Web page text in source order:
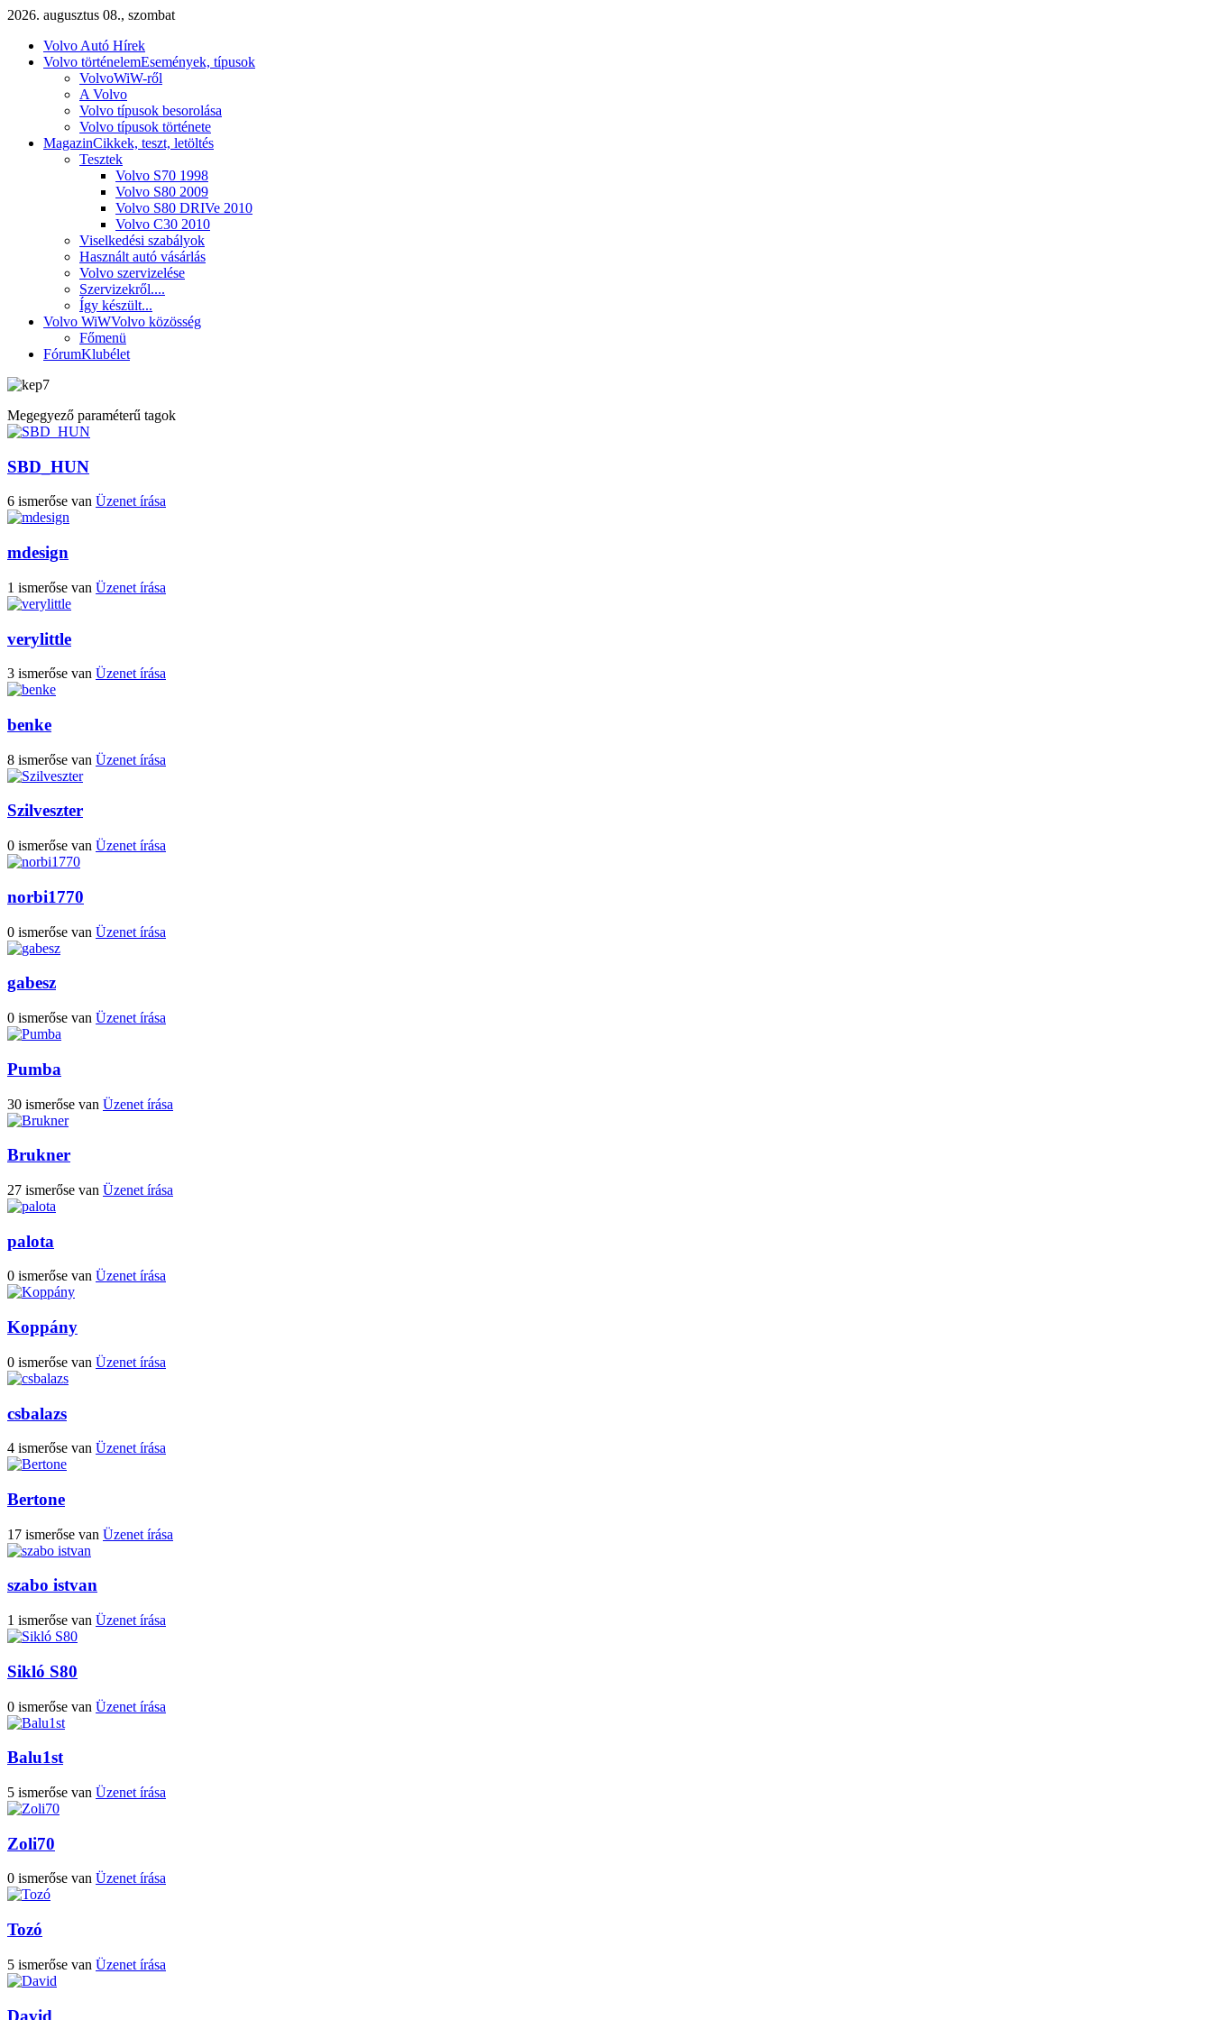
2026. augusztus 08., szombat
Volvo Autó Hírek
Volvo történelemEsemények, típusok
VolvoWiW-ről
A Volvo
Volvo típusok besorolása
Volvo típusok története
MagazinCikkek, teszt, letöltés
Tesztek
Volvo S70 1998
Volvo S80 2009
Volvo S80 DRIVe 2010
Volvo C30 2010
Viselkedési szabályok
Használt autó vásárlás
Volvo szervizelése
Szervizekről....
Így készült...
Volvo WiWVolvo közösség
Főmenü
FórumKlubélet
Megegyező paraméterű tagok
SBD_HUN
6 ismerőse van Üzenet írása
mdesign
1 ismerőse van Üzenet írása
verylittle
3 ismerőse van Üzenet írása
benke
8 ismerőse van Üzenet írása
Szilveszter
0 ismerőse van Üzenet írása
norbi1770
0 ismerőse van Üzenet írása
gabesz
0 ismerőse van Üzenet írása
Pumba
30 ismerőse van Üzenet írása
Brukner
27 ismerőse van Üzenet írása
palota
0 ismerőse van Üzenet írása
Koppány
0 ismerőse van Üzenet írása
csbalazs
4 ismerőse van Üzenet írása
Bertone
17 ismerőse van Üzenet írása
szabo istvan
1 ismerőse van Üzenet írása
Sikló S80
0 ismerőse van Üzenet írása
Balu1st
5 ismerőse van Üzenet írása
Zoli70
0 ismerőse van Üzenet írása
Tozó
5 ismerőse van Üzenet írása
David